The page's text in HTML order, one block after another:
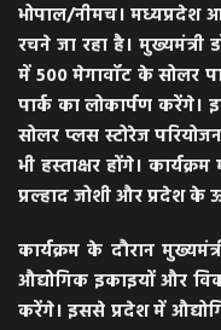
Gallery
भोपाल/नीमच। मध्यप्रदेश
रचने जा रहा है। मुख्यमंत्री
में 500 मेगावॉट के सोलर
पार्क का लोकार्पण करेंगे।
सोलर प्लस स्टोरेज
भी हस्ताक्षर होंगे।
प्रल्हाद जोशी और प्रदेश के
कार्यक्रम के दौरान
औद्योगिक इकाइयों और
करेंगे। इससे प्रदेश में